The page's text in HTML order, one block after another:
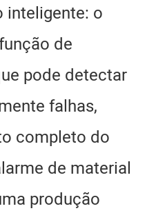
inteligente: o
de
pode detectar
falhas,
completo do
de material
produção